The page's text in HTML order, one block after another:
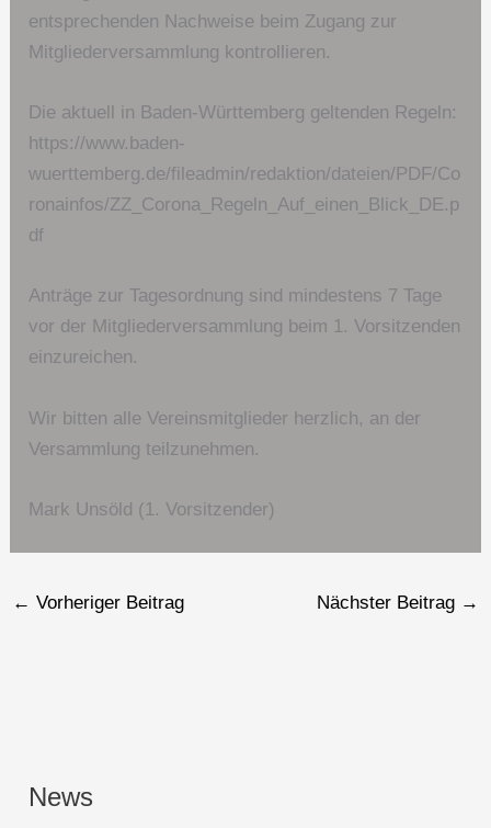
entsprechenden Nachweise beim Zugang zur
Mitgliederversammlung kontrollieren.
Die aktuell in Baden-Württemberg geltenden Regeln:
https://www.baden-
wuerttemberg.de/fileadmin/redaktion/dateien/PDF/Co
ronainfos/ZZ_Corona_Regeln_Auf_einen_Blick_DE.p
df
Anträge zur Tagesordnung sind mindestens 7 Tage
vor der Mitgliederversammlung beim 1. Vorsitzenden
einzureichen.
Wir bitten alle Vereinsmitglieder herzlich, an der
Versammlung teilzunehmen.
Mark Unsöld (1. Vorsitzender)
← Vorheriger Beitrag Nächster Beitrag →
News